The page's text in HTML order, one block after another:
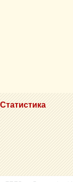
Статистика